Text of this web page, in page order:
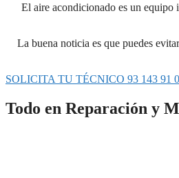
El aire acondicionado es un equipo
La buena noticia es que puedes
SOLICITA TU TÉCNICO 93 143 91
Todo en Reparación y